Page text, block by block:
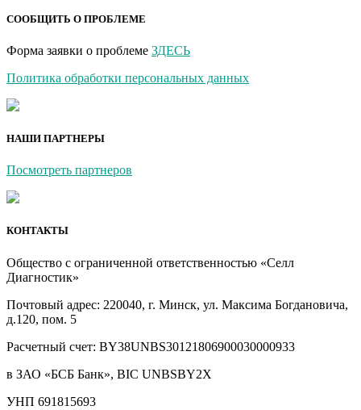
СООБЩИТЬ О ПРОБЛЕМЕ
Форма заявки о проблеме ЗДЕСЬ
Политика обработки персональных данных
НАШИ ПАРТНЕРЫ
Посмотреть партнеров
КОНТАКТЫ
Общество с ограниченной ответственностью «Селл
Диагностик»
Почтовый адрес: 220040, г. Минск, ул. Максима Богдановича,
д.120, пом. 5
Расчетный счет: BY38UNBS30121806900030000933
в ЗАО «БСБ Банк», BIC UNBSBY2X
УНП 691815693